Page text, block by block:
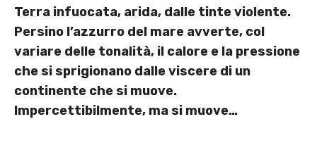
Terra infuocata, arida, dalle tinte violente.
Persino l’azzurro del mare avverte, col
variare delle tonalità, il calore e la pressione
che si sprigionano dalle viscere di un
continente che si muove.
Impercettibilmente, ma si muove…